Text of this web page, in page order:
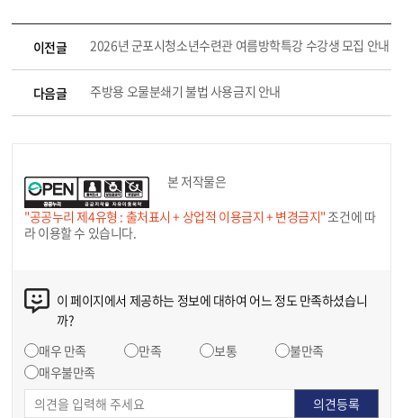
이전글 2026년 군포시청소년수련관 여름방학특강 수강생 모집 안내
다음글 주방용 오물분쇄기 불법 사용금지 안내
본 저작물은
"공공누리 제4유형 : 출처표시 + 상업적 이용금지 + 변경금지"조건에 따
라 이용할 수 있습니다.
이 페이지에서 제공하는 정보에 대하여 어느 정도 만족하셨습니
까?
매우 만족
만족 보통
불만족
매우불만족